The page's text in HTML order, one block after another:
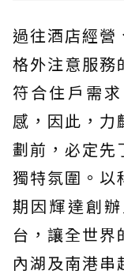
過往酒店經營
格外注意服務
符合住戶需
感，因此，力
劃前，必定先
獨特氛圍。以
期因輝達創
台，讓全世界
內湖及南港串